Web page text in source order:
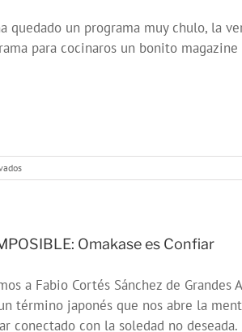
quedado un programa muy chulo, la
para cocinaros un bonito
en
MEJOR
mohicanos
Omakase es Confiar
a Fabio Cortés Sánchez de
término japonés que nos abre la
conectado con la soledad no deseada.